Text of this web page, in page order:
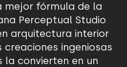
mejor fórmula de la
Perceptual Studio
arquitectura interior
creaciones ingeniosas
la convierten en un